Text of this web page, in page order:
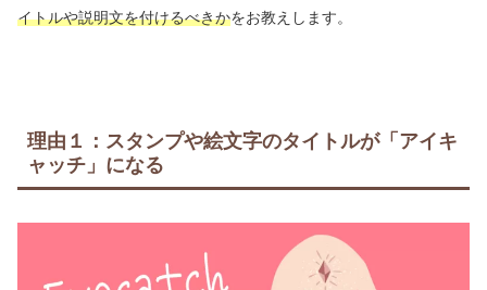
イトルや説明文を付けるべきかをお教えします。
理由１：スタンプや絵文字のタイトルが「アイキ
ャッチ」になる